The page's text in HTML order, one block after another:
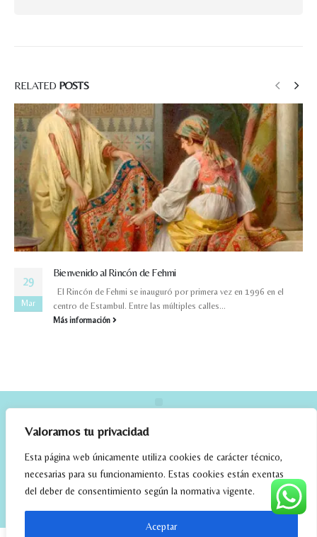
Valoramos tu privacidad
Esta página web únicamente utiliza cookies de carácter técnico,
necesarias para su funcionamiento. Estas cookies están exentas
del deber de consentimiento según la normativa vigente.
Aceptar
RELATED POSTS
29
Mar
Bienvenido al Rincón de Fehmi
El Rincón de Fehmi se inauguró por primera vez en 1996 en el
centro de Estambul. Entre las múltiples calles...
Más información
elrincondefehmi.com © 2023. Designed By W Media